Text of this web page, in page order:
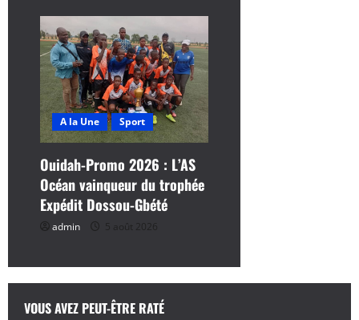
A la Une Sport
Ouidah-Promo 2026 : L’AS
Océan vainqueur du trophée
Expédit Dossou-Gbété
admin 5 août 2026
VOUS AVEZ PEUT-ÊTRE RATÉ